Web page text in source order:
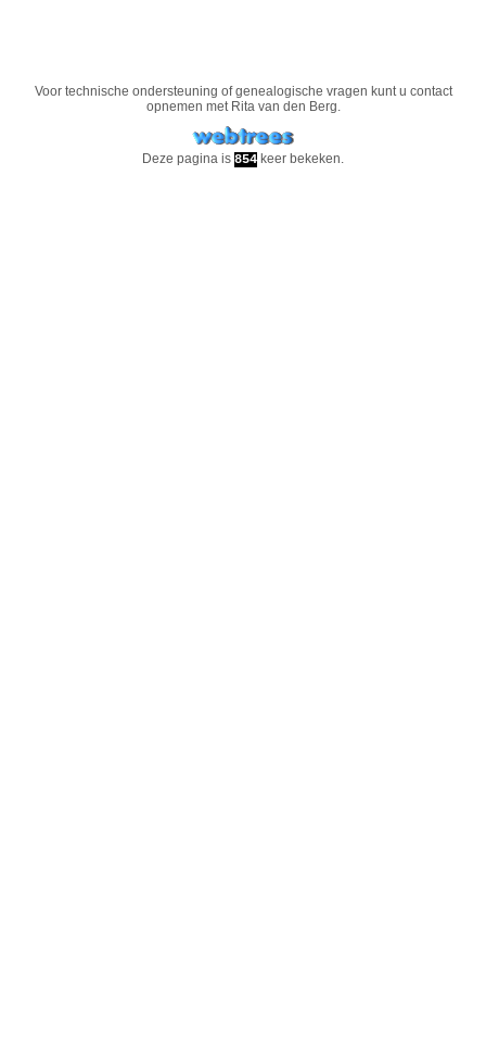
Voor technische ondersteuning of genealogische vragen kunt u contact
opnemen met Rita van den Berg.
Deze pagina is 854 keer bekeken.